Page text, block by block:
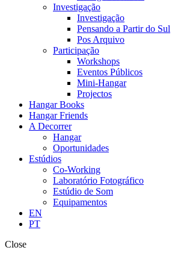
Investigação
Investigação
Pensando a Partir do Sul
Pos Arquivo
Participação
Workshops
Eventos Públicos
Mini-Hangar
Projectos
Hangar Books
Hangar Friends
A Decorrer
Hangar
Oportunidades
Estúdios
Co-Working
Laboratório Fotográfico
Estúdio de Som
Equipamentos
EN
PT
Close